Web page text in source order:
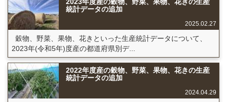
統計データの追加
2025.02.27
穀物、野菜、果物、花きといった生産統計データについて、
2023年(令和5年)度産の都道府県別デ...
2022年度産の穀物、野菜、果物、花きの生産
統計データの追加
2024.04.29